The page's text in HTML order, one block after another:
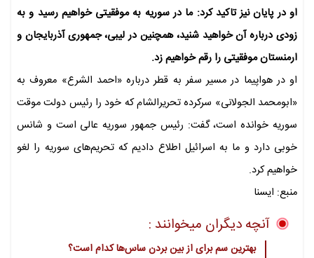
او در پایان نیز تاکید کرد: ما در سوریه به موفقیتی خواهیم رسید و به
زودی درباره آن خواهید شنید، همچنین در لیبی، جمهوری آذربایجان و
ارمنستان موفقیتی را رقم خواهیم زد.
او در هواپیما در مسیر سفر به قطر درباره «احمد الشرع» معروف به
«ابومحمد الجولانی» سرکرده تحریرالشام که خود را رئیس دولت موقت
سوریه خوانده است، گفت: رئیس جمهور سوریه عالی است و شانس
خوبی دارد و ما به اسرائیل اطلاع دادیم که تحریم‌های سوریه را لغو
خواهیم کرد.
منبع: ایسنا
آنچه دیگران میخوانند :
بهترین سم برای از بین بردن ساس‌ها کدام است؟